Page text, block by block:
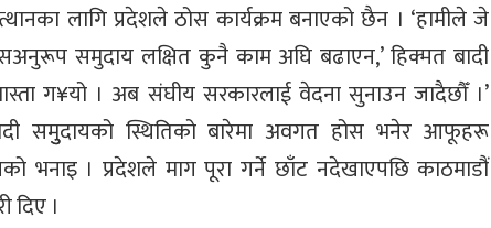
लागि प्रदेशले ठोस कार्यक्रम बनाएको छैन । ‘हामीले जे
समुदाय लक्षित कुनै काम अघि बढाएन,’ हिक्मत बादी
ग¥यो । अब संघीय सरकारलाई वेदना सुनाउन जादैछौँ ।’
समुुदायको स्थितिको बारेमा अवगत होस भनेर आफूहरू
भनाइ । प्रदेशले माग पूरा गर्ने छाँट नदेखाएपछि काठमाडौं
दिए ।